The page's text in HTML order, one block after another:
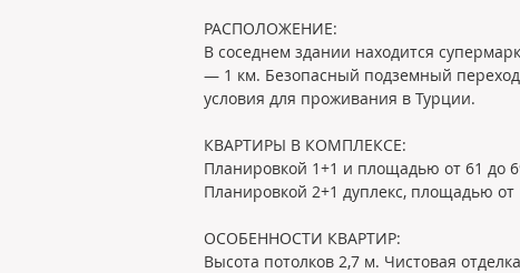
РАСПОЛОЖЕНИЕ:
В соседнем здании находится
— 1 км. Безопасный подземный
условия для проживания в Турции.
КВАРТИРЫ В КОМПЛЕКСЕ:
Планировкой 1+1 и площадью от 61 до
Планировкой 2+1 дуплекс, площадью от
ОСОБЕННОСТИ КВАРТИР:
Высота потолков 2,7 м. Чистовая